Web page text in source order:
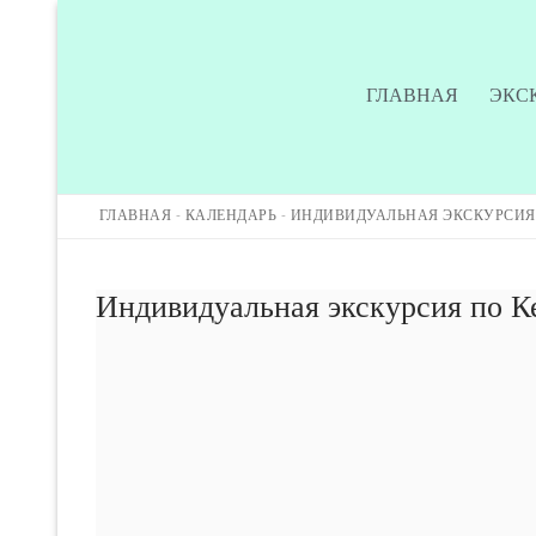
ГЛАВНАЯ
Главная
ГЛАВНАЯ - КАЛЕНДАРЬ - ИНДИВИДУАЛЬНАЯ
Индивидуальная экскурсия по